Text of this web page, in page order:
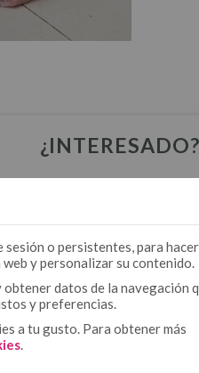
¿INTERESADO?
tu acceso. Solo
o persistentes, para hacer
y personalizar su contenido.
datos de la navegación
y preferencias.
a tu gusto. Para obtener más
.